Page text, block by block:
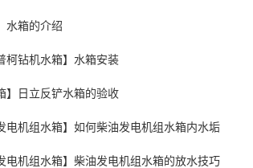
水箱的介绍
柯钻机水箱】水箱安装
】日立反铲水箱的验收
电机组水箱】如何柴油发电机组水箱内水垢
电机组水箱】柴油发电机组水箱的放水技巧